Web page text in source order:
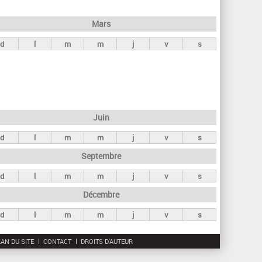
r
c
Mars
d l m m j v s
Juin
d l m m j v s
Septembre
d l m m j v s
Décembre
d l m m j v s
DU SITE CONTACT DROITS D'AUTEUR